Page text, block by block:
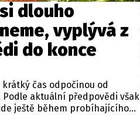
dlouho
vyplývá z
do konce
krátký čas odpočinou od
aktuální předpovědi však
ještě během probíhajícího